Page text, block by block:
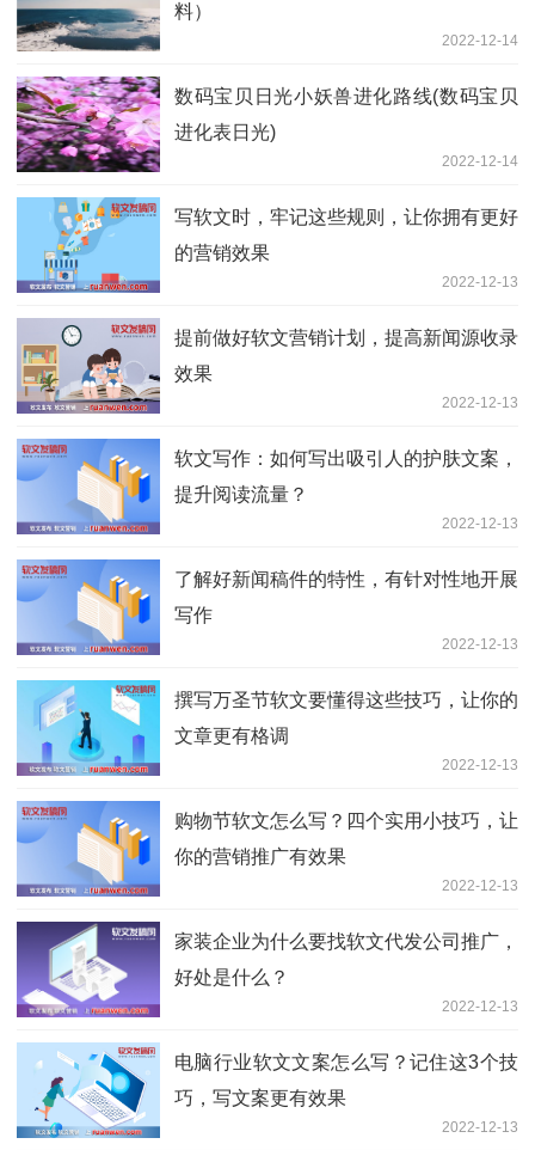
料）
2022-12-14
数码宝贝日光小妖兽进化路线(数码宝贝
进化表日光)
2022-12-14
写软文时，牢记这些规则，让你拥有更好
的营销效果
2022-12-13
提前做好软文营销计划，提高新闻源收录
效果
2022-12-13
软文写作：如何写出吸引人的护肤文案，
提升阅读流量？
2022-12-13
了解好新闻稿件的特性，有针对性地开展
写作
2022-12-13
撰写万圣节软文要懂得这些技巧，让你的
文章更有格调
2022-12-13
购物节软文怎么写？四个实用小技巧，让
你的营销推广有效果
2022-12-13
家装企业为什么要找软文代发公司推广，
好处是什么？
2022-12-13
电脑行业软文文案怎么写？记住这3个技
巧，写文案更有效果
2022-12-13